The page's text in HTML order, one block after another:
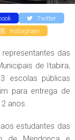
Twitter
Instagram
das
de Itabira,
escolas públicas
para entrega de
anos.
estudantes das